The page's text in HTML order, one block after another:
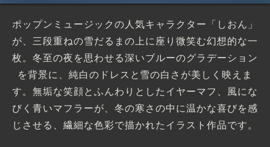
ポップンミュージックの人気キャラクター「しおん」
が、三段重ねの雪だるまの上に座り微笑む幻想的な一
枚。冬至の夜を思わせる深いブルーのグラデーション
を背景に、純白のドレスと雪の白さが美しく映えま
す。無垢な笑顔とふんわりとしたイヤーマフ、風にな
びく青いマフラーが、冬の寒さの中に温かな喜びを感
じさせる、繊細な色彩で描かれたイラスト作品です。